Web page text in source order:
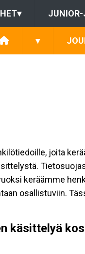
▾ JUNIOR-
▾
joita
keräämme
osallistuviin.
käsittelyä